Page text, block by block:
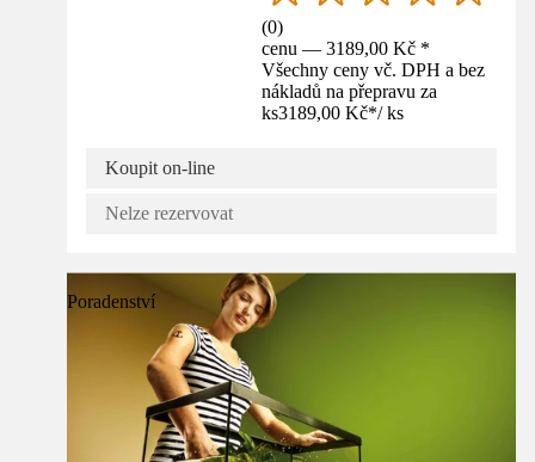
(0)
cenu — 3189,00 Kč *
Všechny ceny vč. DPH a bez
nákladů na přepravu za
ks3189,00 Kč*/ ks
Koupit on-line
Nelze rezervovat
Poradenství